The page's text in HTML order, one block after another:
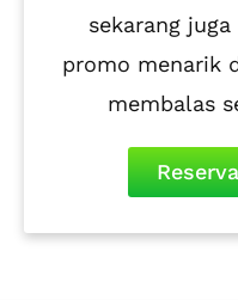
sekarang
promo menarik
membalas